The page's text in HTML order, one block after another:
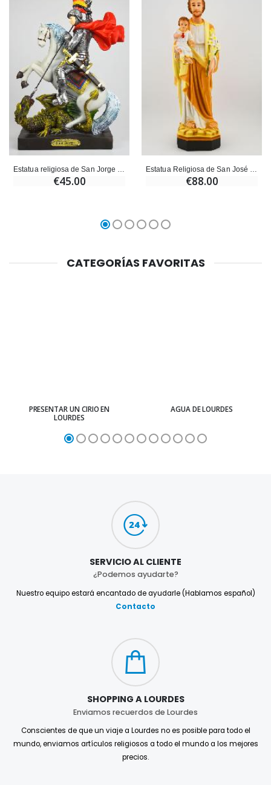
€45.00 €88.00
CATEGORÍAS FAVORITAS
PRESENTAR UN CIRIO EN
LOURDES
AGUA DE LOURDES
SERVICIO AL CLIENTE
¿Podemos ayudarte?
Nuestro equipo estará encantado de ayudarle (Hablamos español)
Contacto
SHOPPING A LOURDES
Enviamos recuerdos de Lourdes
Conscientes de que un viaje a Lourdes no es posible para todo el
mundo, enviamos artículos religiosos a todo el mundo a los mejores
precios.